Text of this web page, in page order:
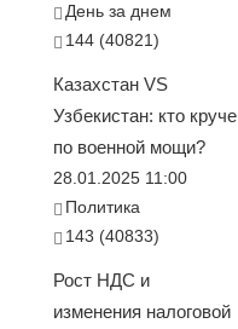
День за днем
144 (40821)
Казахстан VS
Узбекистан: кто круче
по военной мощи?
28.01.2025 11:00
Политика
143 (40833)
Рост НДС и
изменения налоговой